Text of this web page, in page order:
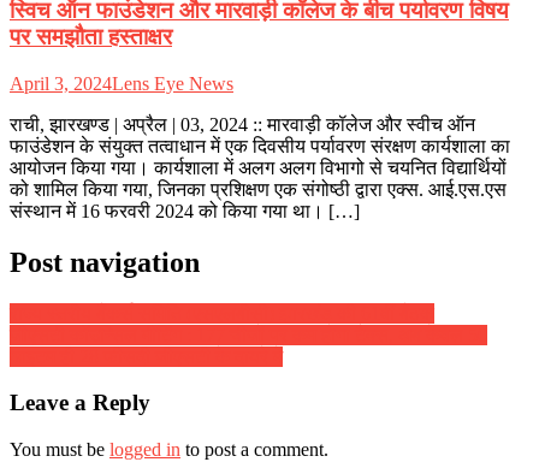
स्विच ऑन फाउंडेशन और मारवाड़ी कॉलेज के बीच पर्यावरण विषय
पर समझौता हस्ताक्षर
April 3, 2024Lens Eye News
राची, झारखण्ड | अप्रैल | 03, 2024 :: मारवाड़ी कॉलेज और स्वीच ऑन
फाउंडेशन के संयुक्त तत्वाधान में एक दिवसीय पर्यावरण संरक्षण कार्यशाला का
आयोजन किया गया। कार्यशाला में अलग अलग विभागो से चयनित विद्यार्थियों
को शामिल किया गया, जिनका प्रशिक्षण एक संगोष्ठी द्वारा एक्स. आई.एस.एस
संस्थान में 16 फरवरी 2024 को किया गया था। […]
Post navigation
Leave a Reply
You must be logged in to post a comment.